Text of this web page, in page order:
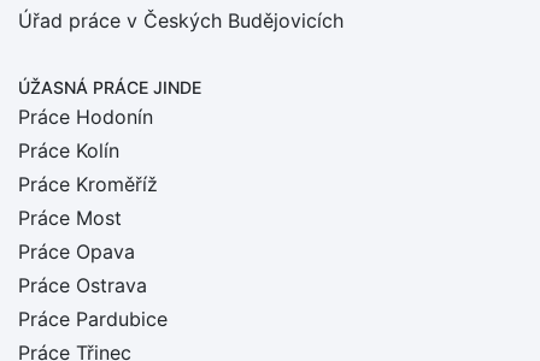
Úřad práce v Českých Budějovicích
ÚŽASNÁ PRÁCE JINDE
Práce Hodonín
Práce Kolín
Práce Kroměříž
Práce Most
Práce Opava
Práce Ostrava
Práce Pardubice
Práce Třinec